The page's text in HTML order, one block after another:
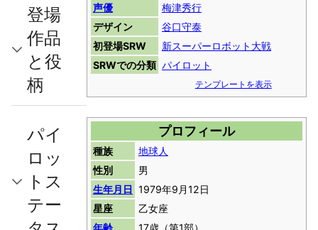
声優
梅津秀行
デザイン
谷口守泰
初登場SRW
新スーパーロボット大戦
SRWでの分類 パイロット
テンプレートを表示
プロフィール
種族
地球人
性別
男
生年月日 1979年9月12日
星座
乙女座
年齢
17歳（第1部）
登場
作品
と役
柄
パイ
ロッ
トス
テー